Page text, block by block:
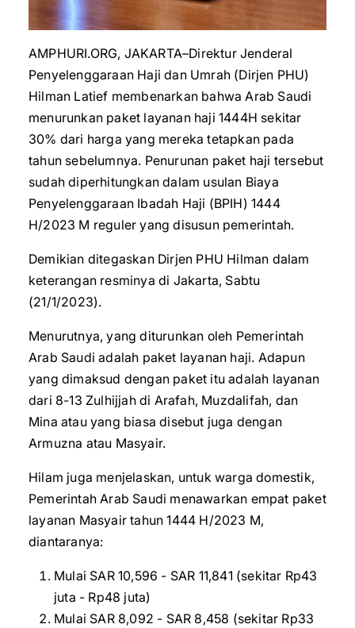
AMPHURI.ORG, JAKARTA–Direktur Jenderal
Penyelenggaraan Haji dan Umrah (Dirjen PHU)
Hilman Latief membenarkan bahwa Arab Saudi
menurunkan paket layanan haji 1444H sekitar
30% dari harga yang mereka tetapkan pada
tahun sebelumnya. Penurunan paket haji tersebut
sudah diperhitungkan dalam usulan Biaya
Penyelenggaraan Ibadah Haji (BPIH) 1444
H/2023 M reguler yang disusun pemerintah.
Demikian ditegaskan Dirjen PHU Hilman dalam
keterangan resminya di Jakarta, Sabtu
(21/1/2023).
Menurutnya, yang diturunkan oleh Pemerintah
Arab Saudi adalah paket layanan haji. Adapun
yang dimaksud dengan paket itu adalah layanan
dari 8-13 Zulhijjah di Arafah, Muzdalifah, dan
Mina atau yang biasa disebut juga dengan
Armuzna atau Masyair.
Hilam juga menjelaskan, untuk warga domestik,
Pemerintah Arab Saudi menawarkan empat paket
layanan Masyair tahun 1444 H/2023 M,
diantaranya:
Mulai SAR 10,596 - SAR 11,841 (sekitar Rp43
juta - Rp48 juta)
Mulai SAR 8,092 - SAR 8,458 (sekitar Rp33